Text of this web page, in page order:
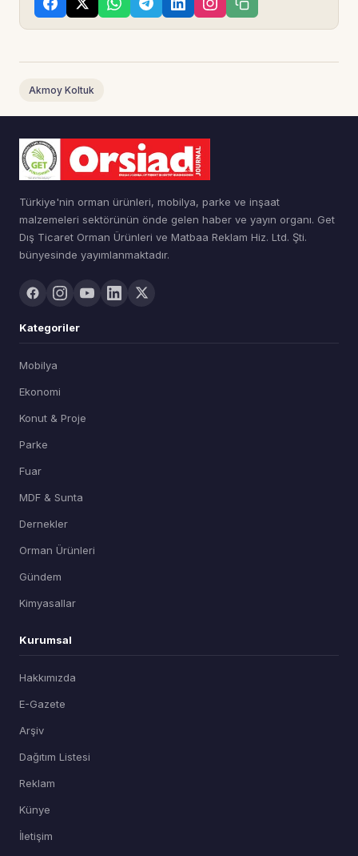
Akmoy Koltuk
Türkiye'nin orman ürünleri, mobilya, parke ve inşaat
malzemeleri sektörünün önde gelen haber ve yayın organı. Get
Dış Ticaret Orman Ürünleri ve Matbaa Reklam Hiz. Ltd. Şti.
bünyesinde yayımlanmaktadır.
Kategoriler
Mobilya
Ekonomi
Konut & Proje
Parke
Fuar
MDF & Sunta
Dernekler
Orman Ürünleri
Gündem
Kimyasallar
Kurumsal
Hakkımızda
E-Gazete
Arşiv
Dağıtım Listesi
Reklam
Künye
İletişim